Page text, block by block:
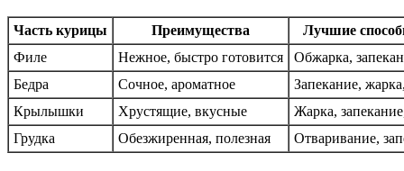
Часть курицы Преимущества
Лучшие
Филе
Нежное, быстро готовится
Обжарка,
Бедра
Сочное, ароматное
Запекание,
Крылышки
Хрустящие, вкусные
Жарка,
Грудка
Обезжиренная, полезная Отваривание,